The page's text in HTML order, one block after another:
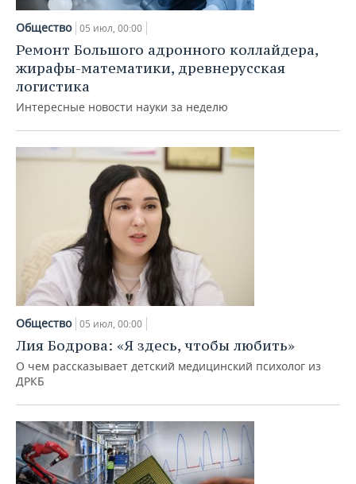
Общество 05 июл, 00:00
Ремонт Большого адронного коллайдера,
жирафы-математики, древнерусская
логистика
Интересные новости науки за неделю
Общество 05 июл, 00:00
Лия Бодрова: «Я здесь, чтобы любить»
О чем рассказывает детский медицинский психолог из
ДРКБ